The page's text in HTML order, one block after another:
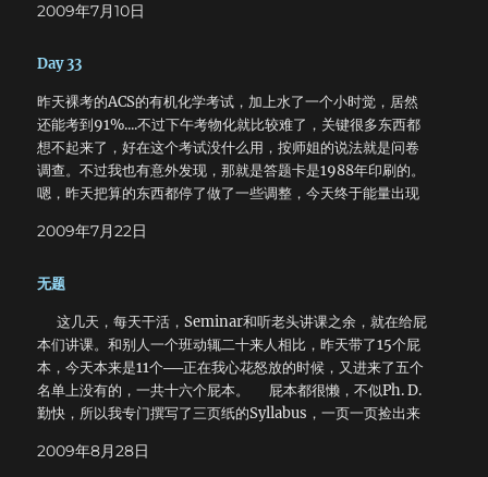
乱扭再拿去优化就没问题了，但是对于蛋白质的结构来说，初
体来说我对它爱恨交加，好处是Beck和L，Y，P三人运气好，
如经常不收敛等等。 Gamess和Gaussian相比，有一个好
处就是输出很详细，比如使用DFT或者MP2计算时，HF部分
的能量和密度泛函或者微扰的能量是分别计算的，看得很清
楚。当然我以后也不可能用Gaussian了，因为进了这个组就算
Banned by Gaussian了。 下午一直在算东西看文献，无甚
新意。
2009年7月10日
Day 33
昨天裸考的ACS的有机化学考试，加上水了一个小时觉，居然
还能考到91%....不过下午考物化就比较难了，关键很多东西都
想不起来了，好在这个考试没什么用，按师姐的说法就是问卷
调查。不过我也有意外发现，那就是答题卡是1988年印刷的。
嗯，昨天把算的东西都停了做了一些调整，今天终于能量出现
任务了。还有一件事，那就是今天收到了口语成绩。考试那天
就发出巨大的噪音，所以估计根本听不清楚。结果英语系的老
很有意思。晚上回家看日蚀直播，看了两个小时，结果太阳的
画面只有几分钟，其他时间都是一堆记者主持人在那里疯言傻
语。顺便说下，iPhone上TVU Player不错，看CCTV很快很清
晰。只是只能在WIFI下使用让人不爽。最后，我发现横屏打字
非常快。
2009年7月22日
无题
这几天，每天干活，Seminar和听老头讲课之余，就在给屁
本们讲课。和别人一个班动辄二十来人相比，昨天带了15个屁
本，今天本来是11个──正在我心花怒放的时候，又进来了五个
名单上没有的，一共十六个屁本。 屁本都很懒，不似Ph. D.
勤快，所以我专门撰写了三页纸的Syllabus，一页一页捡出来
差，你讲着讲着他们就不耐烦了，哀怨地看着你。刚开始我还
2009年8月28日